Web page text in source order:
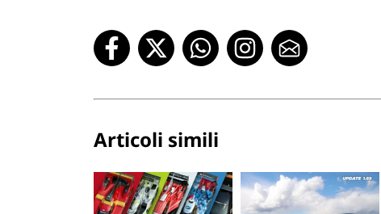
Articoli simili